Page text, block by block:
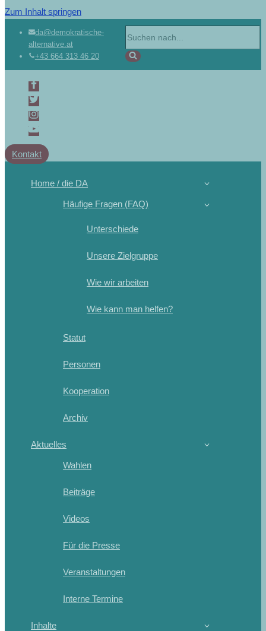
Zum Inhalt springen
da@demokratische-
alternative.at
+43 664 313 46 20
Kontakt
Home / die DA
Häufige Fragen (FAQ)
Unterschiede
Unsere Zielgruppe
Wie wir arbeiten
Wie kann man helfen?
Statut
Personen
Kooperation
Archiv
Aktuelles
Wahlen
Beiträge
Videos
Für die Presse
Veranstaltungen
Interne Termine
Inhalte